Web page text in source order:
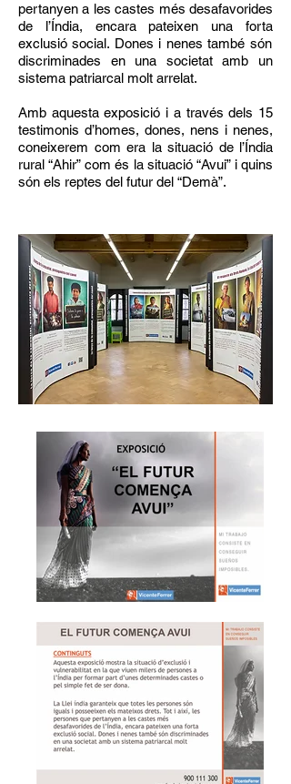
pertanyen a les castes més desafavorides
de l’Índia, encara pateixen una forta
exclusió social. Dones i nenes també són
discriminades en una societat amb un
sistema patriarcal molt arrelat.
Amb aquesta exposició i a través dels 15
testimonis d’homes, dones, nens i nenes,
coneixerem com era la situació de l’Índia
rural “Ahir” com és la situació “Avui” i quins
són els reptes del futur del “Demà”.